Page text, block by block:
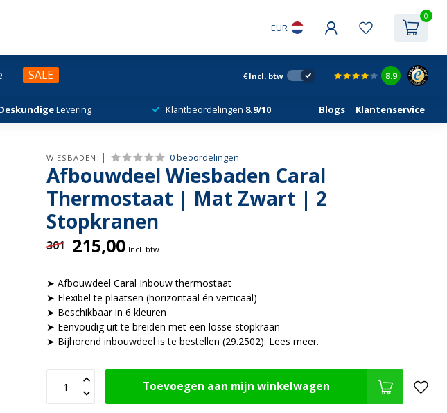
EUR
0
SALE € Incl. btw 8.9
Levering Klantbeordelingen 8.9/10 Blogs Klantenservice
WIESBADEN 0 beoordelingen
Afbouwdeel Wiesbaden Caral
Thermostaat | Mat Zwart | 2
Stopkranen
301 215,00 Incl. btw
➤ Afbouwdeel Caral Inbouw thermostaat
➤ Flexibel te plaatsen (horizontaal én verticaal)
➤ Beschikbaar in 6 kleuren
➤ Eenvoudig uit te breiden met een losse stopkraan
➤ Bijhorend inbouwdeel is te bestellen (29.2502). Lees meer.
Toevoegen aan mijn winkelwagen